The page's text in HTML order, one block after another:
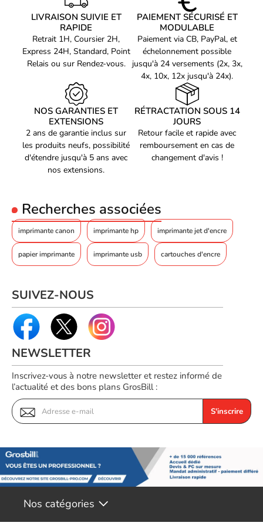
Avec une interface USB et Wifi, cette imprimante Canon PIXMA
TS3750i Black offre une excellente connectivité pour vous
permettre d'imprimer facilement depuis votre ordinateur ou votre
appareil mobile. Grâce à la compatibilité Wifi, vous pouvez même
imprimer sans fil, ce qui est parfait pour les espaces de travail
sans câbles encombrants.
Des performances d'impression exceptionnelles grâce à la
technologie à jet d'encre
Cette imprimante est équipée de la technologie à jet d'encre de
exceptionnelles. Avec une résolution d'impression allant jusqu'à
4800 x 1200 dpi, vos documents et vos photos seront toujours
nets et clairs. De plus, l'utilisation de cartouches d'encre
individuelles permet de remplacer uniquement la couleur épuisée,
LIVRAISON SUIVIE ET
RAPIDE
Retrait 1H, Coursier 2H,
Express 24H, Standard, Point
Relais ou sur Rendez-vous.
PAIEMENT SÉCURISÉ ET
MODULABLE
Paiement via CB, PayPal, et
échelonnement possible
jusqu'à 24 versements (2x, 3x,
4x, 10x, 12x jusqu'à 24x).
NOS GARANTIES ET
EXTENSIONS
2 ans de garantie inclus sur
les produits neufs, possibilité
d'étendre jusqu'à 5 ans avec
nos extensions.
RÉTRACTATION SOUS 14
JOURS
Retour facile et rapide avec
remboursement en cas de
changement d'avis !
Recherches associées
imprimante canon imprimante hp imprimante jet d'encre
papier imprimante imprimante usb cartouches d'encre
SUIVEZ-NOUS
NEWSLETTER
Inscrivez-vous à notre newsletter et restez informé de
l’actualité et des bons plans GrosBill :
S'inscrire
Nos catégories